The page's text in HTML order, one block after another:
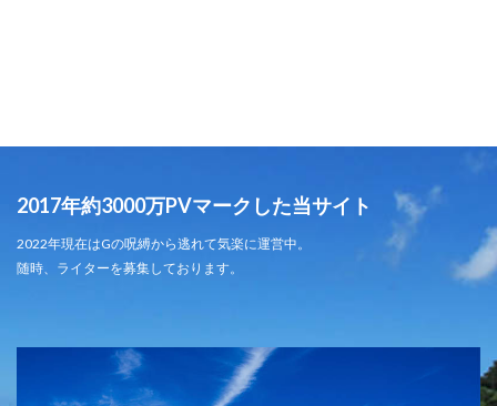
2017年約3000万PVマークした当サイト
2022年現在はGの呪縛から逃れて気楽に運営中。
随時、ライターを募集しております。